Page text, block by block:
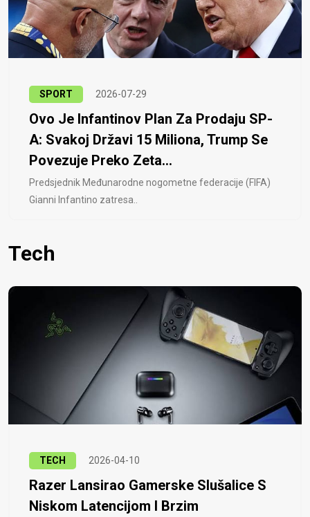
SPORT 2026-07-29
Ovo Je Infantinov Plan Za Prodaju SP-
A: Svakoj Državi 15 Miliona, Trump Se
Povezuje Preko Zeta...
Predsjednik Međunarodne nogometne federacije (FIFA)
Gianni Infantino zatresa..
Tech
TECH 2026-04-10
Razer Lansirao Gamerske Slušalice S
Niskom Latencijom I Brzim